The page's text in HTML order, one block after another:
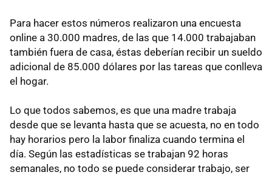
Para hacer estos números realizaron una encuesta
online a 30.000 madres, de las que 14.000 trabajaban
también fuera de casa, éstas deberían recibir un sueldo
adicional de 85.000 dólares por las tareas que conlleva
el hogar.
Lo que todos sabemos, es que una madre trabaja
desde que se levanta hasta que se acuesta, no en todo
hay horarios pero la labor finaliza cuando termina el
día. Según las estadísticas se trabajan 92 horas
semanales, no todo se puede considerar trabajo, ser